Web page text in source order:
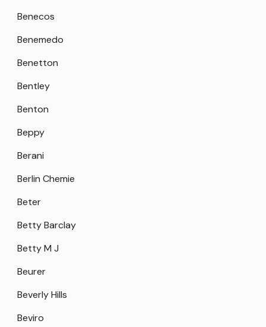
Benecos
Benemedo
Benetton
Bentley
Benton
Beppy
Berani
Berlin Chemie
Beter
Betty Barclay
Betty M J
Beurer
Beverly Hills
Beviro